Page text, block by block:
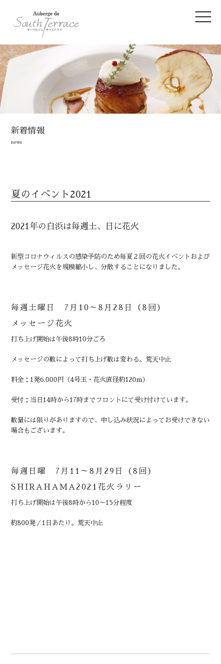
新着情報
news
夏のイベント2021
2021年の白浜は毎週土、日に花火
新型コロナウィルスの感染予防のため毎夏２回の花火イベントおよび
メッセージ花火を規模縮小し、分散することになりました。
毎週土曜日 7月10～8月28日（8回）
メッセージ花火
打ち上げ開始は午後8時10分ごろ
メッセージの数によって打ち上げ数は変わる。荒天中止
料金：1発6,000円（4号玉・花火直径約120m）
受付：当日14時から17時までフロントにて受け付けています。
数量には限りがありますので、申し込み状況によってお受けできない
場合もございます。
毎週日曜 7月11～8月29日（8回）
SHIRAHAMA2021花火ラリー
打ち上げ開始は午後8時から10～15分程度
約800発／1日あたり。荒天中止